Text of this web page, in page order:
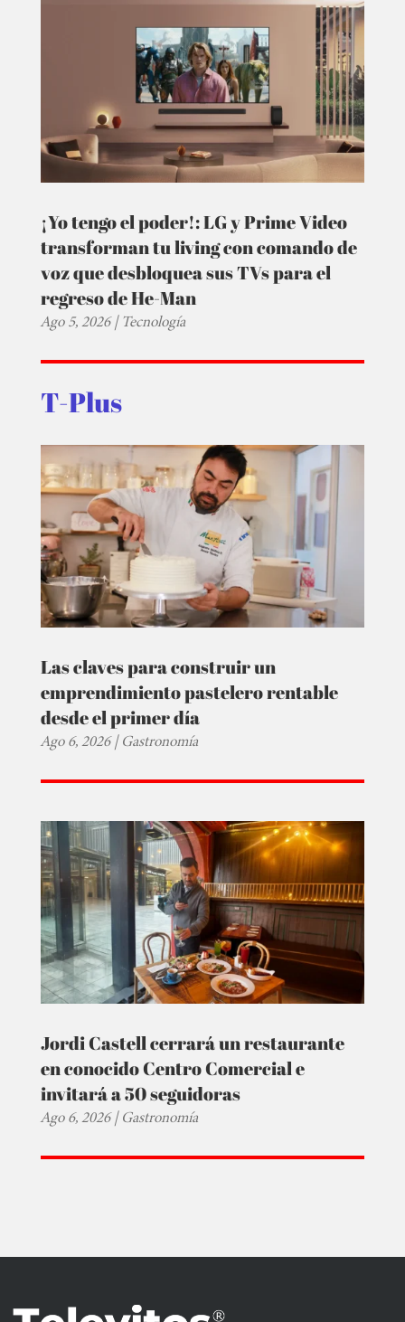
¡Yo tengo el poder!: LG y Prime Video
transforman tu living con comando de
voz que desbloquea sus TVs para el
regreso de He-Man
Ago 5, 2026|Tecnología
T-Plus
Las claves para construir un
emprendimiento pastelero rentable
desde el primer día
Ago 6, 2026|Gastronomía
Jordi Castell cerrará un restaurante
en conocido Centro Comercial e
invitará a 50 seguidoras
Ago 6, 2026|Gastronomía